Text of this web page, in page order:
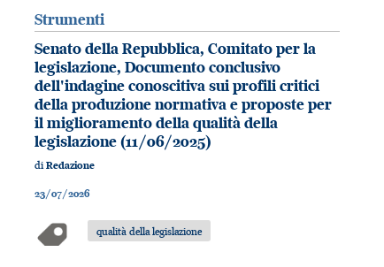
Strumenti
Senato della Repubblica, Comitato per la
legislazione, Documento conclusivo
dell'indagine conoscitiva sui profili critici
della produzione normativa e proposte per
il miglioramento della qualità della
legislazione (11/06/2025)
diRedazione
23/07/2026
qualità della legislazione